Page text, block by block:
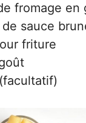
fromage en
sauce
friture